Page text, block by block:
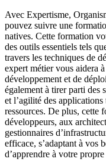
Avec Expertisme,
pouvez suivre une
natives. Cette formation
des outils essentiels tels
travers les techniques de
expert métier vous aidera
développement et de
également à tirer parti des
et l’agilité des
ressources. De plus, cette
développeurs, aux
gestionnaires
efficace, s’adaptant à vos
d’apprendre à votre